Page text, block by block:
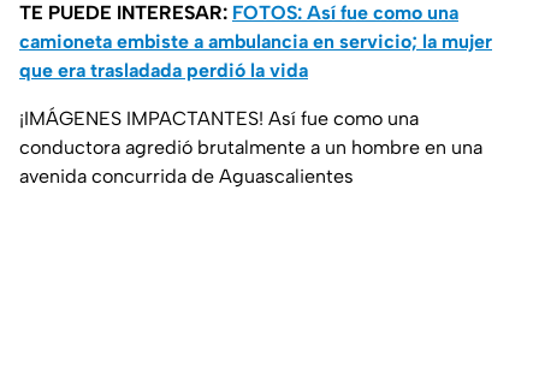
TE PUEDE INTERESAR: FOTOS: Así fue como una
camioneta embiste a ambulancia en servicio; la mujer
que era trasladada perdió la vida
¡IMÁGENES IMPACTANTES! Así fue como una
conductora agredió brutalmente a un hombre en una
avenida concurrida de Aguascalientes